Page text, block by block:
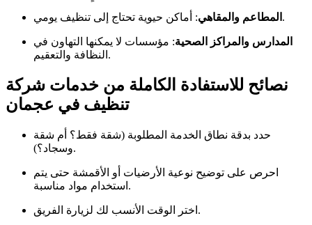
المطاعم والمقاهي : أماكن حيوية تحتاج إلى تنظيف يومي.
المدارس والمراكز الصحية: مؤسسات لا يمكنها التهاون في
النظافة والتعقيم.
نصائح للاستفادة الكاملة من خدمات شركة
تنظيف في عجمان
حدد بدقة نطاق الخدمة المطلوبة (شقة فقط؟ أم شقة
وسجاد؟).
احرص على توضيح نوعية الأرضيات أو الأقمشة حتى يتم
استخدام مواد مناسبة.
اختر الوقت الأنسب لك لزيارة الفريق.